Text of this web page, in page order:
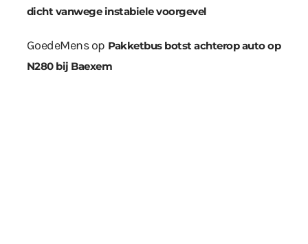
dicht vanwege instabiele voorgevel
GoedeMensop Pakketbus botst achterop auto op
N280 bij Baexem